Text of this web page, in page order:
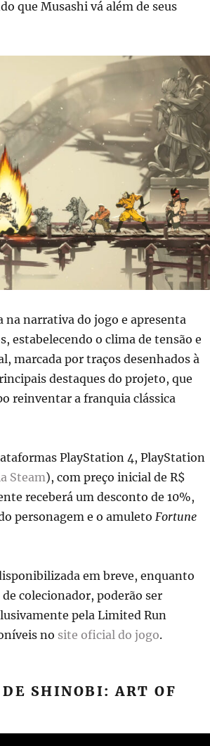
que Musashi vá além de seus
na narrativa do jogo e apresenta
estabelecendo o clima de tensão e
marcada por traços desenhados à
destaques do projeto, que
reinventar a franquia clássica
PlayStation 4, PlayStation
Steam), com preço inicial de R$
receberá um desconto de 10%,
personagem e o amuleto Fortune
em breve, enquanto
colecionador, poderão ser
pela Limited Run
no site oficial do jogo.
SHINOBI: ART OF